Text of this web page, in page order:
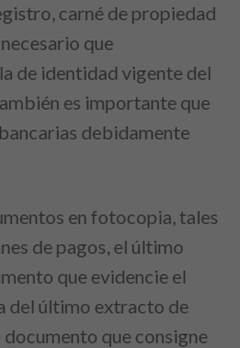
carné de propiedad
que
de identidad vigente del
es importante que
debidamente
en fotocopia, tales
de pagos, el último
que evidencie el
del último extracto de
que consigne